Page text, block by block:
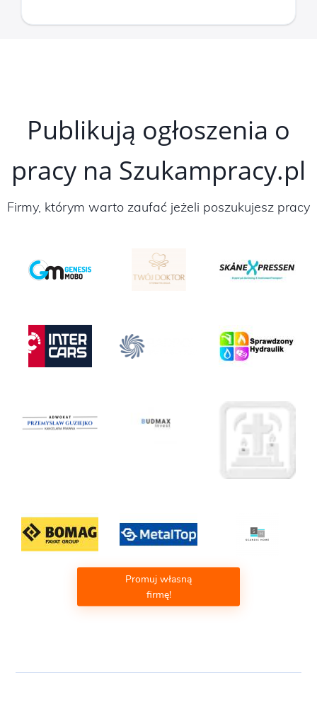
Publikują ogłoszenia o
pracy na Szukampracy.pl
Firmy, którym warto zaufać jeżeli poszukujesz pracy
Promuj własną
firmę!